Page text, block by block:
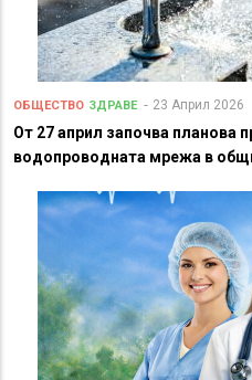
ОБЩЕСТВО ЗДРАВЕ 23 Април 2026
От 27 април започва планова
водопроводната мрежа в